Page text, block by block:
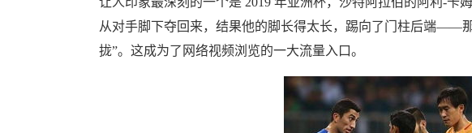
从对手脚下夺回来，结果他的脚长得太长，踢向了门柱后端——
拢”。这成为了网络视频浏览的一大流量入口。